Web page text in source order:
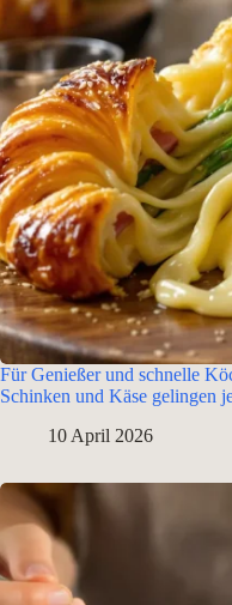
Für Genießer und schnelle
Schinken und Käse gelingen
10 April 2026